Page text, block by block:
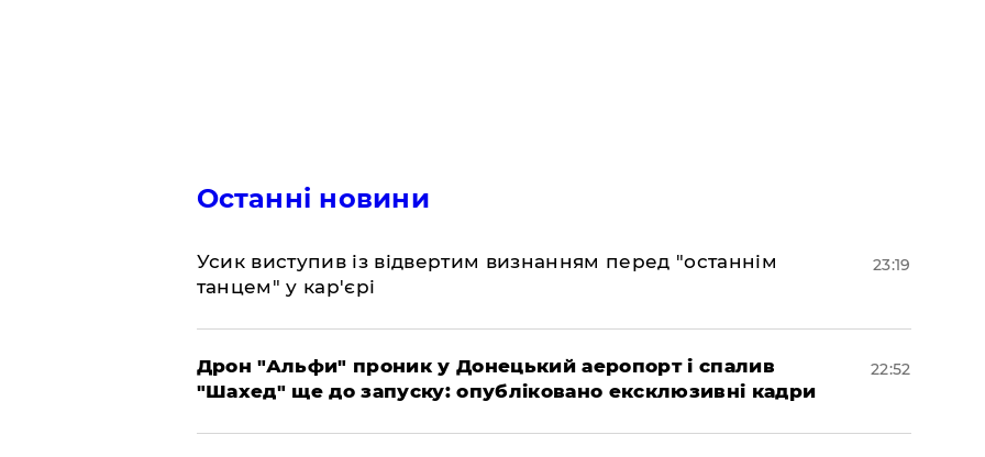
Останні новини
​Усик виступив із відвертим визнанням перед "останнім
танцем" у кар'єрі
23:19
​Дрон "Альфи" проник у Донецький аеропорт і спалив
"Шахед" ще до запуску: опубліковано ексклюзивні кадри
22:52